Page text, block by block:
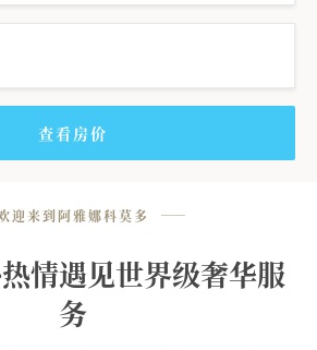
查看房价
迎来到阿雅娜科莫多 ——
情遇见世界级奢华服
务